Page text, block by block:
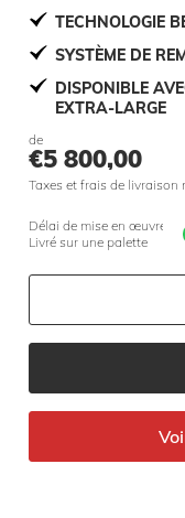
TECHNOLOGIE
SYSTÈME DE
DISPONIBLE
EXTRA-LARGE
de
€5 800,00
Taxes et frais de livraison
Délai de mise en œuvre 10
Livré sur une palette